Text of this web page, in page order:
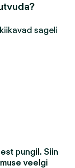
sageli
pungil. Siin
veelgi